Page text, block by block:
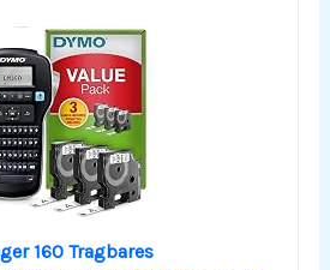
160 Tragbares